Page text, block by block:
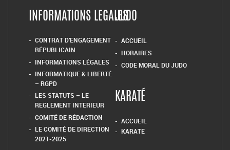
INFORMATIONS LEGALES
CONTRAT D’ENGAGEMENT
RÉPUBLICAIN
INFORMATIONS LÉGALES
INFORMATIQUE & LIBERTÉ
– RGPD
LES STATUTS – LE
REGLEMENT INTERIEUR
COMITÉ DE RÉDACTION
LE COMITÉ DE DIRECTION
2021-2025
JUDO
ACCUEIL
HORAIRES
CODE MORAL DU JUDO
KARATÉ
ACCUEIL
KARATE